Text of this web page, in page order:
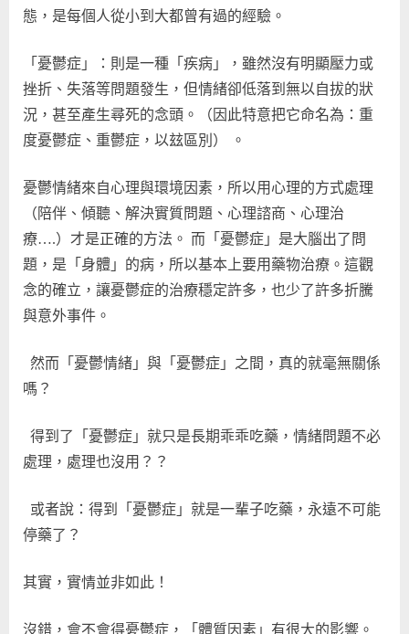
態，是每個人從小到大都曾有過的經驗。
「憂鬱症」：則是一種「疾病」，雖然沒有明顯壓力或
挫折、失落等問題發生，但情緒卻低落到無以自拔的狀
況，甚至產生尋死的念頭。（因此特意把它命名為：重
度憂鬱症、重鬱症，以玆區別） 。
憂鬱情緒來自心理與環境因素，所以用心理的方式處理
（陪伴、傾聽、解決實質問題、心理諮商、心理治
療….）才是正確的方法。 而「憂鬱症」是大腦出了問
題，是「身體」的病，所以基本上要用藥物治療。這觀
念的確立，讓憂鬱症的治療穩定許多，也少了許多折騰
與意外事件。
然而「憂鬱情緒」與「憂鬱症」之間，真的就毫無關係
嗎？
得到了「憂鬱症」就只是長期乖乖吃藥，情緒問題不必
處理，處理也沒用？？
或者說：得到「憂鬱症」就是一輩子吃藥，永遠不可能
停藥了？
其實，實情並非如此！
沒錯，會不會得憂鬱症，「體質因素」有很大的影響。